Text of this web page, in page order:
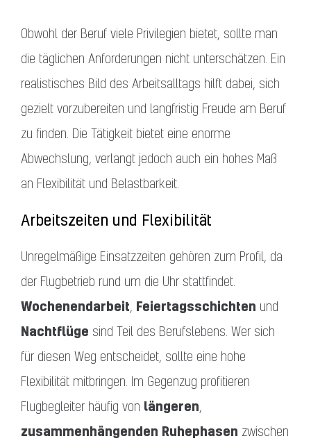
Obwohl der Beruf viele Privilegien bietet, sollte man
die täglichen Anforderungen nicht unterschätzen. Ein
realistisches Bild des Arbeitsalltags hilft dabei, sich
gezielt vorzubereiten und langfristig Freude am Beruf
zu finden. Die Tätigkeit bietet eine enorme
Abwechslung, verlangt jedoch auch ein hohes Maß
an Flexibilität und Belastbarkeit.
Arbeitszeiten und Flexibilität
Unregelmäßige Einsatzzeiten gehören zum Profil, da
der Flugbetrieb rund um die Uhr stattfindet.
Wochenendarbeit, Feiertagsschichten und
Nachtflüge sind Teil des Berufslebens. Wer sich
für diesen Weg entscheidet, sollte eine hohe
Flexibilität mitbringen. Im Gegenzug profitieren
Flugbegleiter häufig von längeren,
zusammenhängenden Ruhephasen zwischen